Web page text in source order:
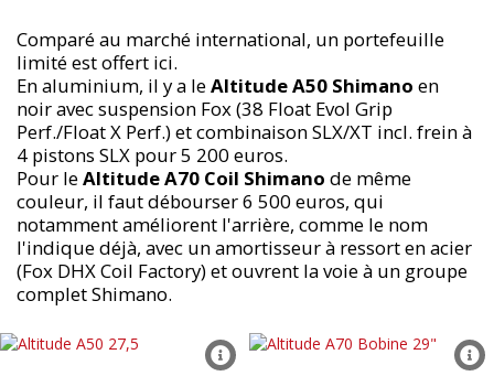
Comparé au marché international, un portefeuille
limité est offert ici.
En aluminium, il y a leAltitude A50 Shimano en
noir avec suspension Fox (38 Float Evol Grip
Perf./Float X Perf.) et combinaison SLX/XT incl. frein à
4 pistons SLX pour 5 200 euros.
Pour leAltitude A70 Coil Shimano de même
couleur, il faut débourser 6 500 euros, qui
notamment améliorent l'arrière, comme le nom
l'indique déjà, avec un amortisseur à ressort en acier
(Fox DHX Coil Factory) et ouvrent la voie à un groupe
complet Shimano.